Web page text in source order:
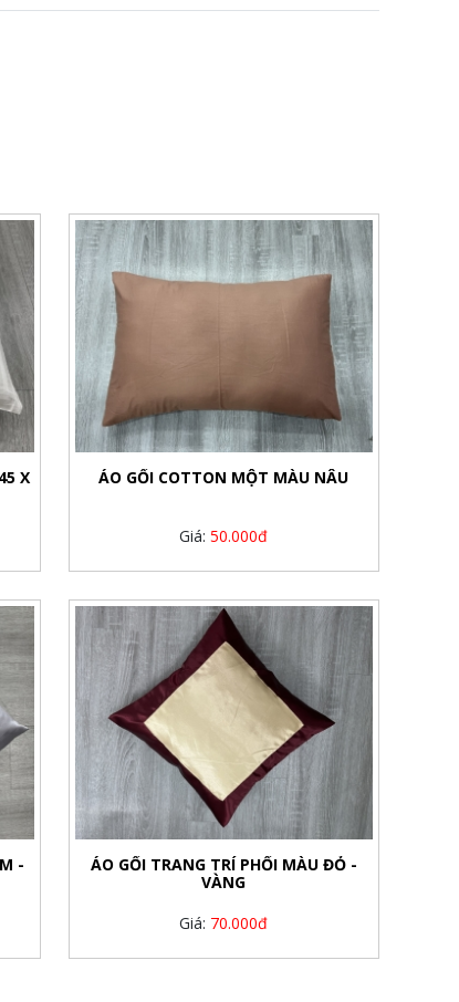
X
ÁO GỐI COTTON MỘT MÀU NÂU
Giá: 50.000đ
-
ÁO GỐI TRANG TRÍ PHỐI MÀU ĐỎ -
VÀNG
Giá: 70.000đ